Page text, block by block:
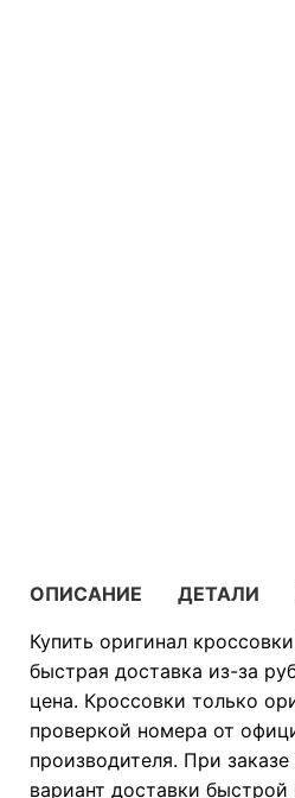
ОПИСАНИЕ ДЕТАЛИ
Купить оригинал
быстрая доставка из-за
цена. Кроссовки только
проверкой номера от
производителя. При
вариант доставки